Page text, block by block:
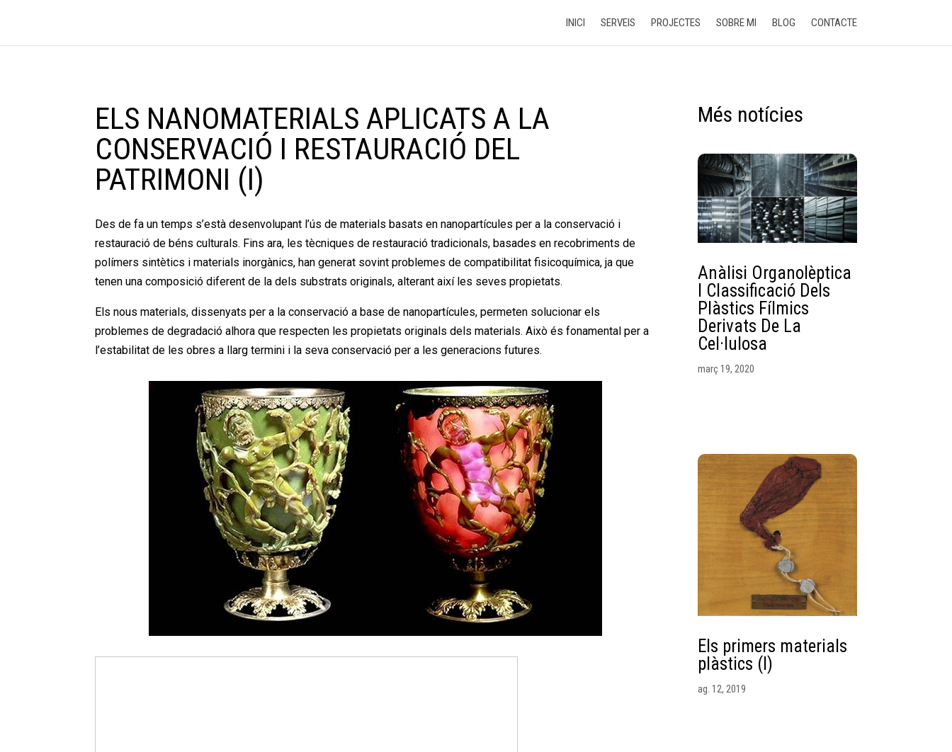
INICI SERVEIS PROJECTES SOBRE MI BLOG CONTACTE
ELS NANOMATERIALS APLICATS A LA
CONSERVACIÓ I RESTAURACIÓ DEL
PATRIMONI (I)
Des de fa un temps s’està desenvolupant l’ús de materials basats en nanopartícules per a la conservació i
restauració de béns culturals. Fins ara, les tècniques de restauració tradicionals, basades en recobriments de
polímers sintètics i materials inorgànics, han generat sovint problemes de compatibilitat fisicoquímica, ja que
tenen una composició diferent de la dels substrats originals, alterant així les seves propietats.
Els nous materials, dissenyats per a la conservació a base de nanopartícules, permeten solucionar els
problemes de degradació alhora que respecten les propietats originals dels materials. Això és fonamental per a
l’estabilitat de les obres a llarg termini i la seva conservació per a les generacions futures.
Més notícies
Anàlisi Organolèptica
I Classificació Dels
Plàstics Fílmics
Derivats De La
Cel·lulosa
març 19, 2020
Els primers materials
plàstics (I)
ag. 12, 2019